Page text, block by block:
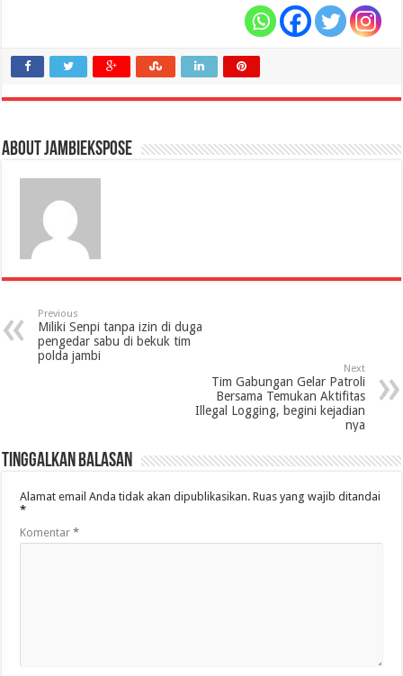
About jambiekspose
Previous
Miliki Senpi tanpa izin di duga
pengedar sabu di bekuk tim
polda jambi
Next
Tim Gabungan Gelar Patroli
Bersama Temukan Aktifitas
Illegal Logging, begini kejadian
nya
Tinggalkan Balasan
Alamat email Anda tidak akan dipublikasikan. Ruas yang wajib ditandai
*
Komentar*